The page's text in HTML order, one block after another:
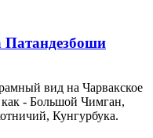
Патандезбоши
вид на Чарвакское
- Большой Чимган,
Кунгурбука.